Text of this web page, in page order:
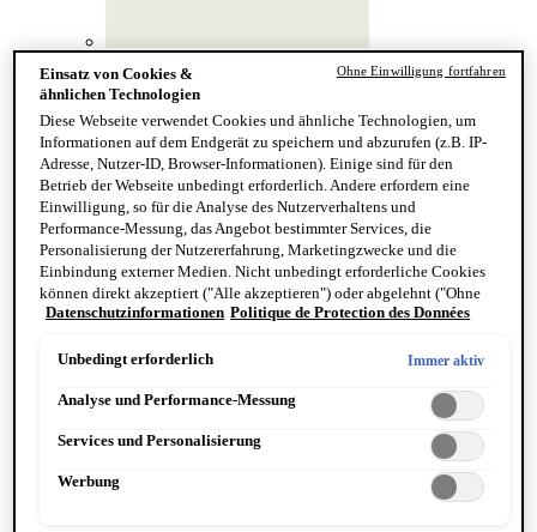
Hand & Körper
Kategorie
Handseife & Balsam
Seife am Stück
Reinigung & Peeling für den Körper
Körperbalsame und Öle
Mundpflege & Deodorants
Alle Hand- und Körperpflegeprodukte anzeigen
Bemerkenswerte Formulierungen
Resurrection Aromatique Hand Wash
Eleos Aromatique Hand Balm
Antithesis Intense Body Cleanser
Einsatz von Cookies &
ähnlichen Technologien
Diese Webseite verwendet Cookies und ähnliche Technologien, um
Informationen auf dem Endgerät zu speichern und abzurufen (z.B. IP-
Adresse, Nutzer-ID, Browser-Informationen). Einige sind für den
Betrieb der Webseite unbedingt erforderlich. Andere erfordern eine
Einwilligung, so für die Analyse des Nutzerverhaltens und
Performance-Messung, das Angebot bestimmter Services, die
Personalisierung der Nutzererfahrung, Marketingzwecke und die
Einbindung externer Medien. Nicht unbedingt erforderliche Cookies
können direkt akzeptiert ("Alle akzeptieren") oder abgelehnt ("Ohne
Einwilligung fortfahren") werden. Individuelle Anpassungen der
speichern"). Die Auswahl kann jederzeit unter dem Link "Cookie-
Datenschutzinformationen.
Datenschutzinformationen Politique de Protection des Données
Unbedingt erforderlich Immer aktiv
Analyse und Performance-Messung
Services und Personalisierung
Werbung
Ohne Einwilligung fortfahren